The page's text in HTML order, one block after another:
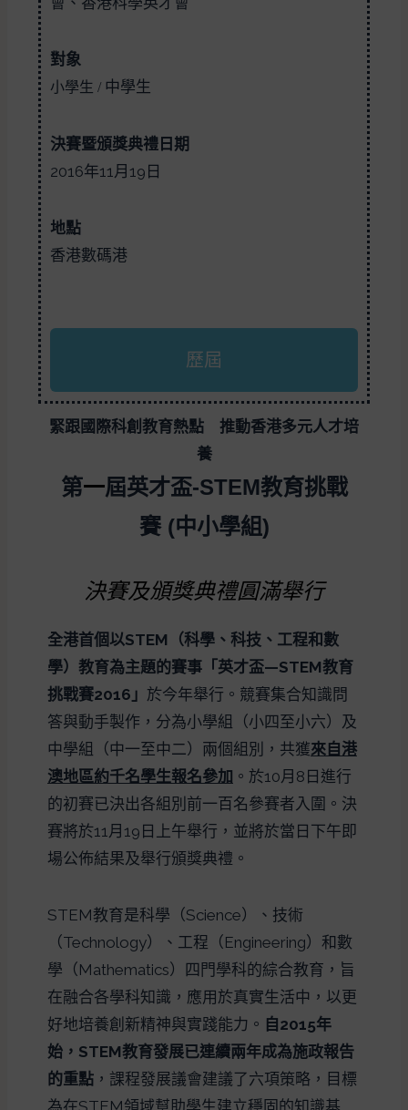
對象
小學生 / 中學生
決賽暨頒獎典禮日期
2016年11月19日
地點
香港數碼港
歷屆
緊跟國際科創教育熱點 推動香港多元人才培
養
第一屆英才盃-STEM教育挑戰
賽(中小學組)
決賽及頒獎典禮圓滿舉行
全港首個以STEM（科學、科技、工程和數
學）教育為主題的賽事「英才盃—STEM教育
挑戰賽2016」 於今年舉行。競賽集合知識問
答與動手製作，分為小學組（小四至小六）及
中學組（中一至中二）兩個組別，共獲來自港
澳地區約千名學生報名參加 。於10月8日進行
的初賽已決出各組別前一百名參賽者入圍。決
賽將於11月19日上午舉行，並將於當日下午即
場公佈結果及舉行頒獎典禮。
STEM教育是科學（Science）、技術
（Technology）、工程（Engineering）和數
學（Mathematics）四門學科的綜合教育，旨
在融合各學科知識，應用於真實生活中，以更
好地培養創新精神與實踐能力。 自2015年
始，STEM教育發展已連續兩年成為施政報告
的重點 ，課程發展議會建議了六項策略，目標
為在STEM領域幫助學生建立穩固的知識基